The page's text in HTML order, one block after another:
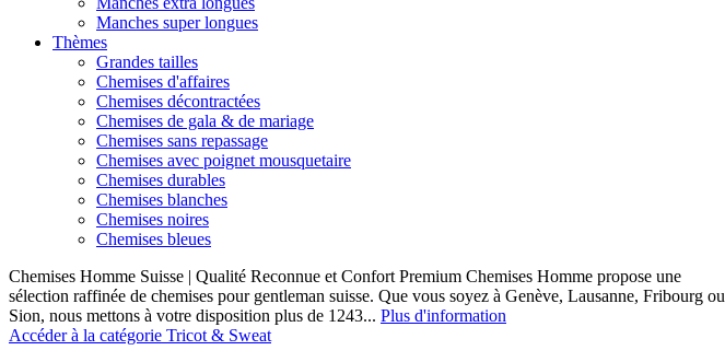
Manches super longues
Thèmes
Grandes tailles
Chemises d'affaires
Chemises décontractées
Chemises de gala & de mariage
Chemises sans repassage
Chemises avec poignet mousquetaire
Chemises durables
Chemises blanches
Chemises noires
Chemises bleues
Chemises Homme Suisse | Qualité Reconnue et Confort Premium Chemises Homme propose une
sélection raffinée de chemises pour gentleman suisse. Que vous soyez à Genève, Lausanne, Fribourg ou
Sion, nous mettons à votre disposition plus de 1243... Plus d'information
Accéder à la catégorie Tricot & Sweat